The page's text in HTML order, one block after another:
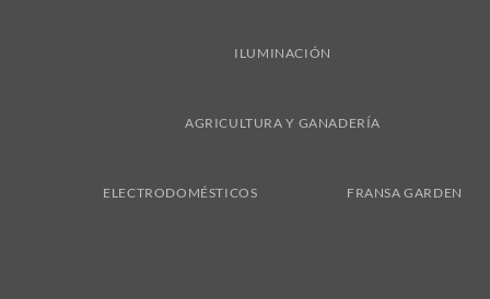
ILUMINACIÓN
AGRICULTURA Y GANADERÍA
ELECTRODOMÉSTICOS FRANSA GARDEN